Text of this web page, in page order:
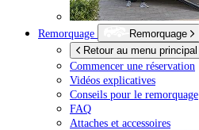
Remorquage
Remorquage
Retour au menu principal
Commencer une réservation
Vidéos explicatives
Conseils pour le remorquage
FAQ
Attaches et accessoires